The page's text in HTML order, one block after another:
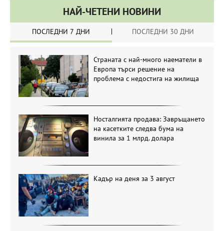
НАЙ-ЧЕТЕНИ НОВИНИ
ПОСЛЕДНИ 7 ДНИ ПОСЛЕДНИ 30 ДНИ
Страната с най-много наематели в
Европа търси решение на
проблема с недостига на жилища
Носталгията продава: Завръщането
на касетките следва бума на
винила за 1 млрд. долара
Кадър на деня за 3 август